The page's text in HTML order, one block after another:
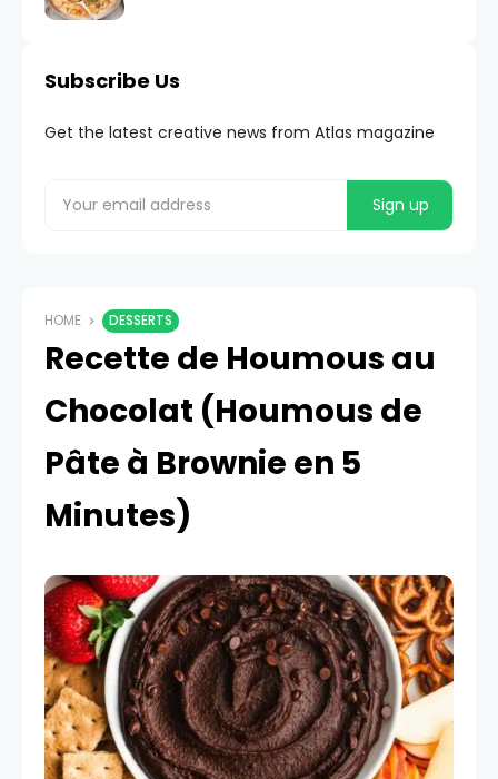
Subscribe Us
Get the latest creative news from Atlas magazine
HOME DESSERTS
Recette de Houmous au
Chocolat (Houmous de
Pâte à Brownie en 5
Minutes)